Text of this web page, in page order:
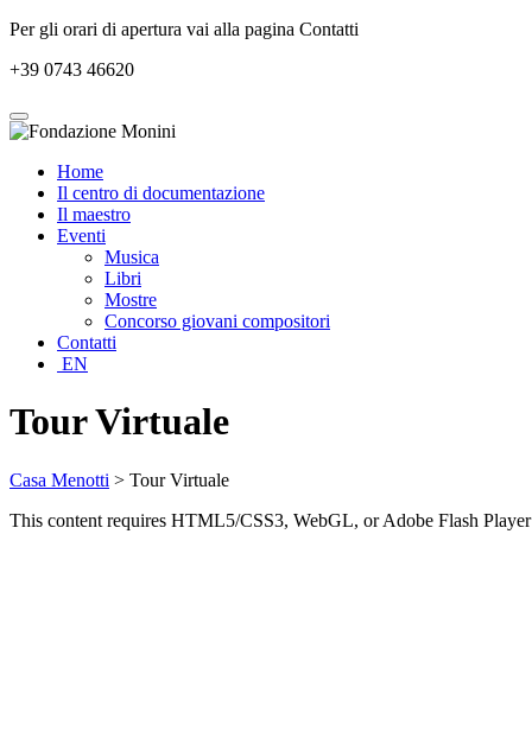
Per gli orari di apertura vai alla pagina Contatti
+39 0743 46620
Home
Il centro di documentazione
Il maestro
Eventi
Musica
Libri
Mostre
Concorso giovani compositori
Contatti
EN
Tour Virtuale
Casa Menotti > Tour Virtuale
This content requires HTML5/CSS3, WebGL, or Adobe Flash